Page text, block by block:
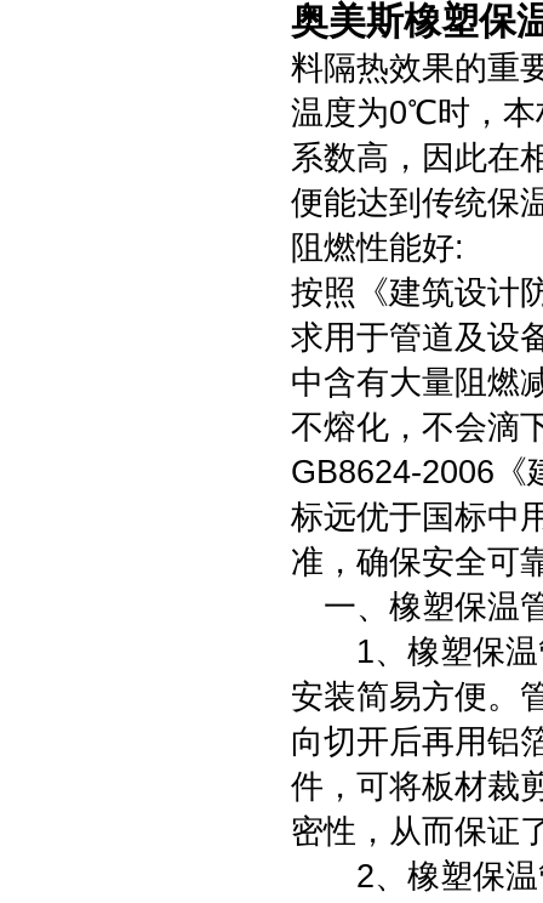
奥美斯橡塑保
料隔热效果的重
温度为0℃时，本
系数高，因此在
便能达到传统保
阻燃性能好:
按照《建筑设计
求用于管道及设
中含有大量阻燃
不熔化，不会滴
GB8624-2006《
标远优于国标中
准，确保安全可
一、橡塑保温
1、橡塑保温
安装简易方便。
向切开后再用铝
件，可将板材裁
密性，从而保证
2、橡塑保温